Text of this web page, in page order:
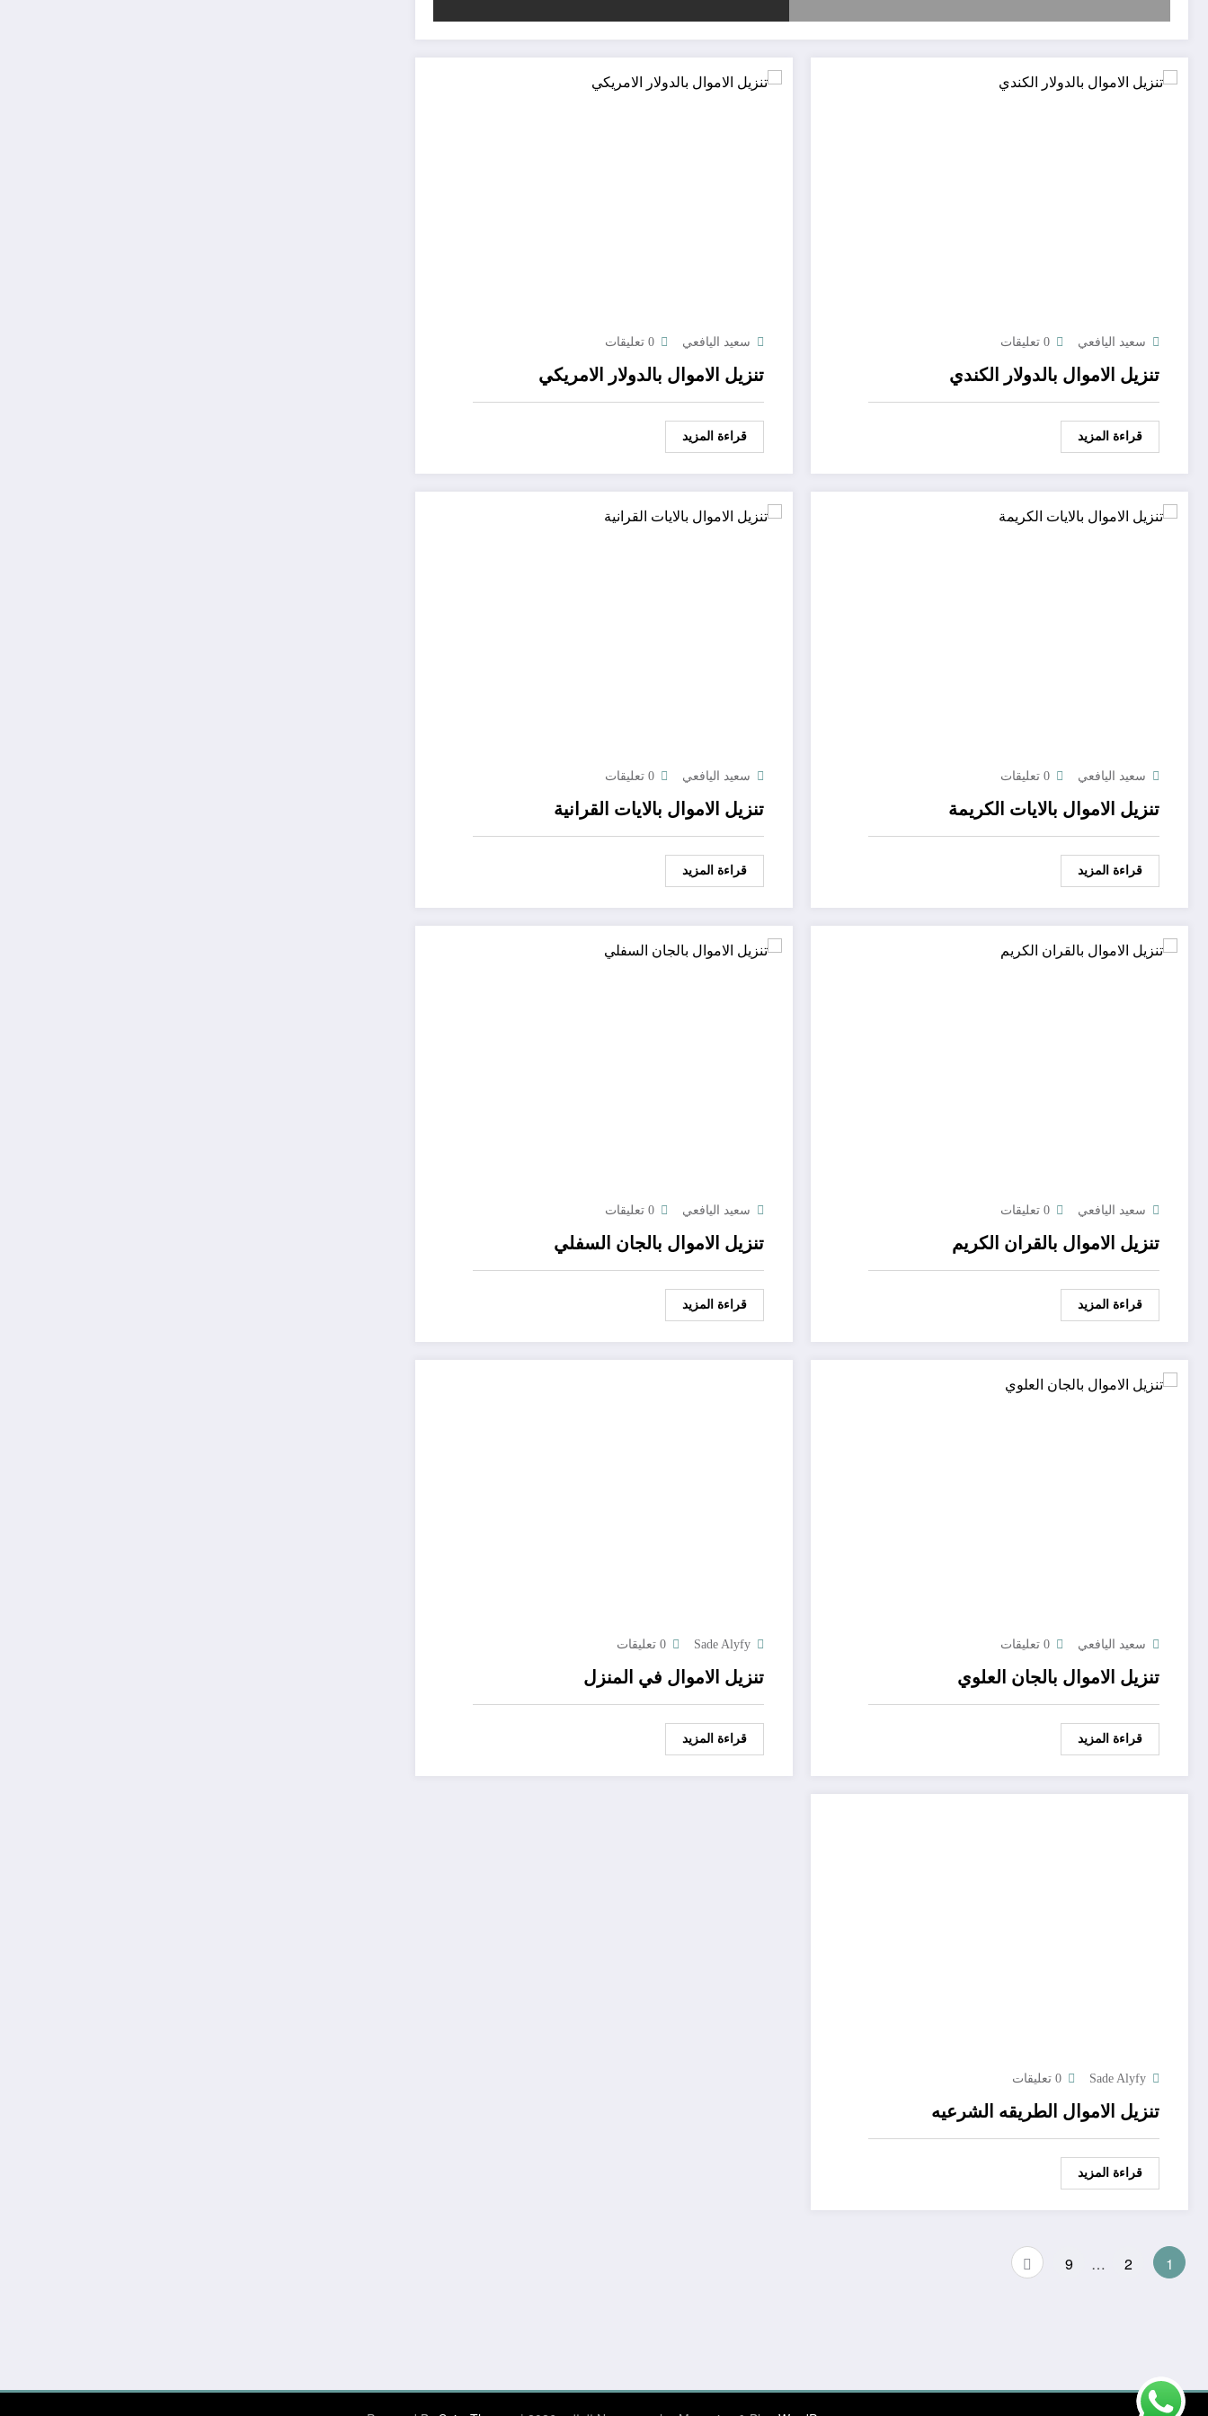
سعيد اليافعي 0 تعليقات
تنزيل الاموال بالدولار الكندي
قراءة المزيد
سعيد اليافعي 0 تعليقات
تنزيل الاموال بالدولار الامريكي
قراءة المزيد
سعيد اليافعي 0 تعليقات
تنزيل الاموال بالايات الكريمة
قراءة المزيد
سعيد اليافعي 0 تعليقات
تنزيل الاموال بالايات القرانية
قراءة المزيد
سعيد اليافعي 0 تعليقات
تنزيل الاموال بالقران الكريم
قراءة المزيد
سعيد اليافعي 0 تعليقات
تنزيل الاموال بالجان السفلي
قراءة المزيد
سعيد اليافعي 0 تعليقات
تنزيل الاموال بالجان العلوي
قراءة المزيد
Sade Alyfy 0 تعليقات
تنزيل الاموال في المنزل
قراءة المزيد
Sade Alyfy 0 تعليقات
تنزيل الاموال الطريقه الشرعيه
قراءة المزيد
Posts
1
2
…
9